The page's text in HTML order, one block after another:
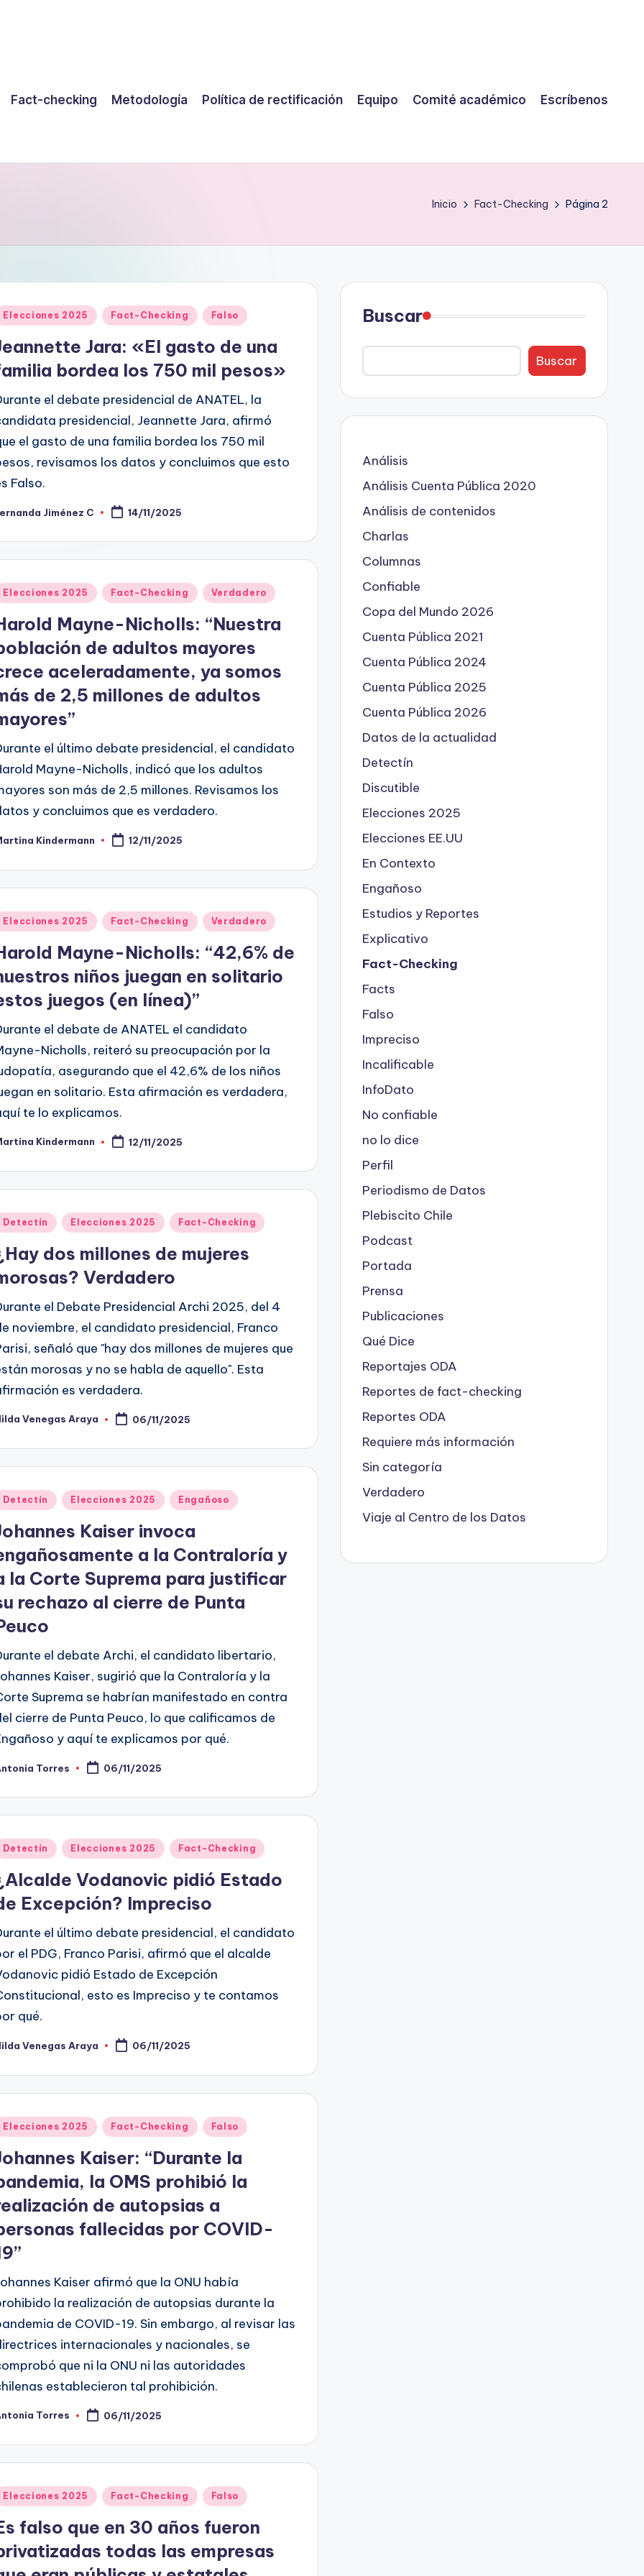
Fact-checking Metodología Política de rectificación Equipo Comité académico Escríbenos
Inicio Fact-Checking Página 2
Elecciones 2025 Fact-Checking Falso
Jara: «El gasto de una
bordea los 750 mil pesos»
el debate presidencial de ANATEL, la
presidencial, Jeannette Jara, afirmó
el gasto de una familia bordea los 750 mil
revisamos los datos y concluimos que esto
Falso.
Jiménez C 14/11/2025
Elecciones 2025 Fact-Checking Verdadero
Mayne-Nicholls: “Nuestra
de adultos mayores
aceleradamente, ya somos
de 2,5 millones de adultos
el último debate presidencial, el candidato
Mayne-Nicholls, indicó que los adultos
son más de 2,5 millones. Revisamos los
y concluimos que es verdadero.
Kindermann 12/11/2025
Elecciones 2025 Fact-Checking Verdadero
Mayne-Nicholls: “42,6% de
niños juegan en solitario
juegos (en línea)”
el debate de ANATEL el candidato
Nicholls, reiteró su preocupación por la
asegurando que el 42,6% de los niños
en solitario. Esta afirmación es verdadera,
te lo explicamos.
Kindermann 12/11/2025
Detectín Elecciones 2025 Fact-Checking
dos millones de mujeres
Verdadero
el Debate Presidencial Archi 2025, del 4
noviembre, el candidato presidencial, Franco
señaló que "hay dos millones de mujeres que
morosas y no se habla de aquello". Esta
es verdadera.
Venegas Araya 06/11/2025
Detectín Elecciones 2025 Engañoso
Kaiser invoca
a la Contraloría y
la Corte Suprema para justificar
rechazo al cierre de Punta
el debate Archi, el candidato libertario,
Kaiser, sugirió que la Contraloría y la
Suprema se habrían manifestado en contra
cierre de Punta Peuco, lo que calificamos de
y aquí te explicamos por qué.
Torres 06/11/2025
Detectín Elecciones 2025 Fact-Checking
Vodanovic pidió Estado
Excepción? Impreciso
el último debate presidencial, el candidato
el PDG, Franco Parisi, afirmó que el alcalde
pidió Estado de Excepción
esto es Impreciso y te contamos
qué.
Venegas Araya 06/11/2025
Elecciones 2025 Fact-Checking Falso
Kaiser: “Durante la
la OMS prohibió la
de autopsias a
fallecidas por COVID-
Kaiser afirmó que la ONU había
la realización de autopsias durante la
de COVID-19. Sin embargo, al revisar las
internacionales y nacionales, se
que ni la ONU ni las autoridades
establecieron tal prohibición.
Torres 06/11/2025
Elecciones 2025 Fact-Checking Falso
falso que en 30 años fueron
todas las empresas
Buscar
Buscar
Análisis
Análisis Cuenta Pública 2020
Análisis de contenidos
Charlas
Columnas
Confiable
Copa del Mundo 2026
Cuenta Pública 2021
Cuenta Pública 2024
Cuenta Pública 2025
Cuenta Pública 2026
Datos de la actualidad
Detectín
Discutible
Elecciones 2025
Elecciones EE.UU
En Contexto
Engañoso
Estudios y Reportes
Explicativo
Fact-Checking
Facts
Falso
Impreciso
Incalificable
InfoDato
No confiable
no lo dice
Perfil
Periodismo de Datos
Plebiscito Chile
Podcast
Portada
Prensa
Publicaciones
Qué Dice
Reportajes ODA
Reportes de fact-checking
Reportes ODA
Requiere más información
Sin categoría
Verdadero
Viaje al Centro de los Datos